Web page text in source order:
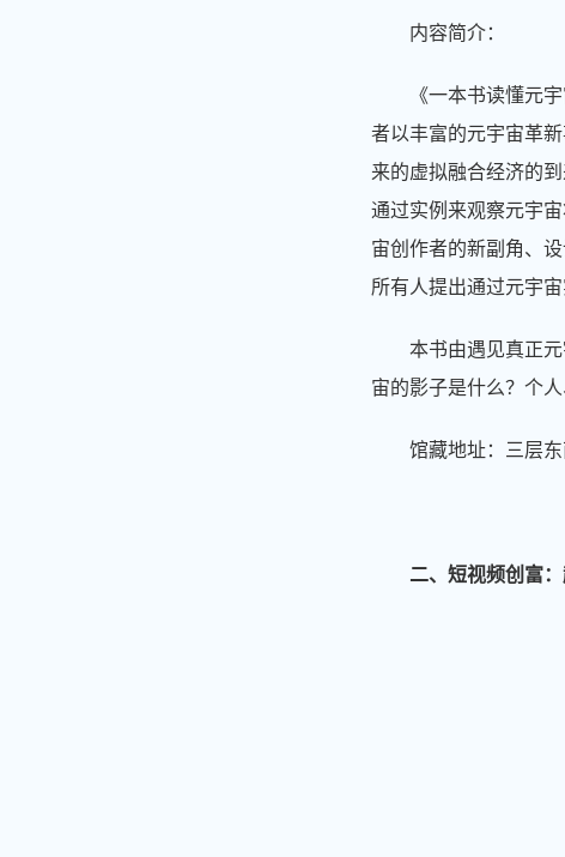
内容简介：
《一本书读懂元
者以丰富的元宇宙革
来的虚拟融合经济的
通过实例来观察元宇
宙创作者的新副角、
所有人提出通过元宇宙
本书由遇见真正
宙的影子是什么？个
馆藏地址：三层
二、短视频创富